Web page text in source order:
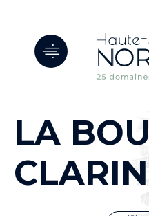
LA